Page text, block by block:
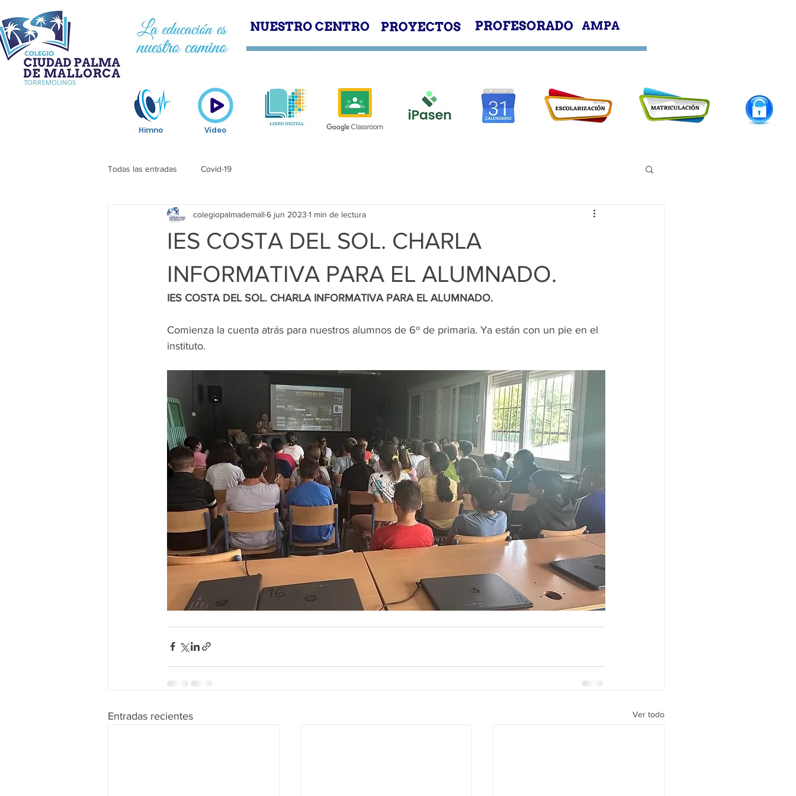
HOME NUESTRO CENTRO PROYECTOS PROFESORADO
Himno Vídeo
Todas las entradas Covid-19
IES COSTA DEL SOL. CHARLA
INFORMATIVA PARA EL ALUMNADO.
colegiopalmademall 6 jun 2023 1 min de lectura
IES COSTA DEL SOL. CHARLA INFORMATIVA PARA EL ALUMNADO.
Comienza la cuenta atrás para nuestros alumnos de 6º de primaria. Ya están con un pie en el
instituto.
Entradas recientes Ver todo